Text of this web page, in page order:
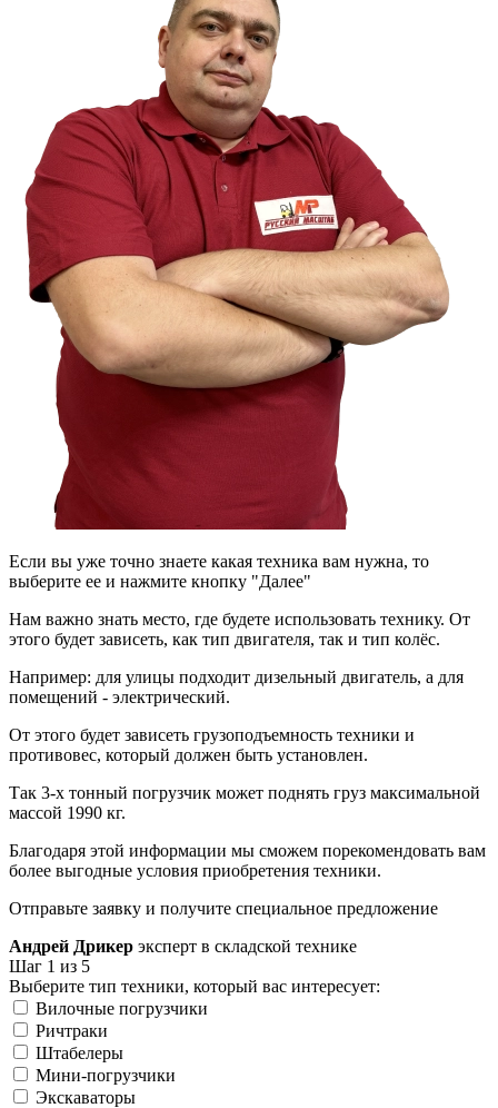
Если вы уже точно знаете какая техника вам нужна, то
выберите ее и нажмите кнопку "Далее"
Нам важно знать место, где будете использовать технику. От
этого будет зависеть, как тип двигателя, так и тип колёс.
Например: для улицы подходит дизельный двигатель, а для
помещений - электрический.
От этого будет зависеть грузоподъемность техники и
противовес, который должен быть установлен.
Так 3-х тонный погрузчик может поднять груз максимальной
массой 1990 кг.
Благодаря этой информации мы сможем порекомендовать вам
более выгодные условия приобретения техники.
Отправьте заявку и получите специальное предложение
Андрей Дрикер эксперт в складской технике
Шаг 1 из 5
Выберите тип техники, который вас интересует:
Вилочные погрузчики
Ричтраки
Штабелеры
Мини-погрузчики
Экскаваторы